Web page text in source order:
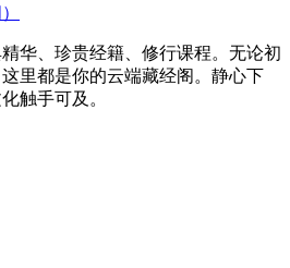
华、珍贵经籍、修行课程。无论初
里都是你的云端藏经阁。静心下
触手可及。